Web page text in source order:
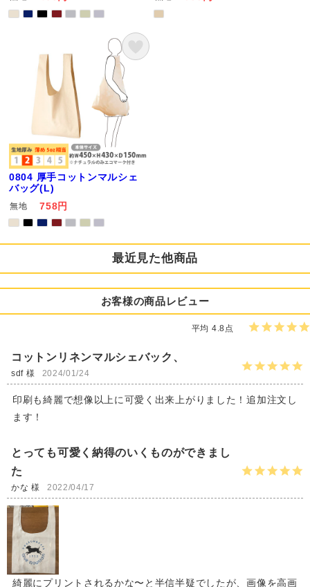
0804 厚手コットンマルシェ
バッグ(L)
無地 758円
最近見た他商品
お客様の商品レビュー
平均 4.8点
コットンリネンマルシェバック、
sdf 様 2024/01/24
印刷も綺麗で想像以上に可愛く出来上がりました！追加注文し
ます！
とっても可愛く納得のいくものができまし
た
かな 様 2022/04/17
綺麗にプリントされるかな〜と半信半疑でしたが、画像を高画